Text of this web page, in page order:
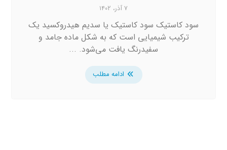
۷ آذر، ۱۴۰۲
سود کاستیک سود کاستیک یا سدیم هیدروکسید یک
ترکیب شیمیایی است که به شکل ماده جامد و
سفیدرنگ یافت می‌شود. ...
ادامه مطلب